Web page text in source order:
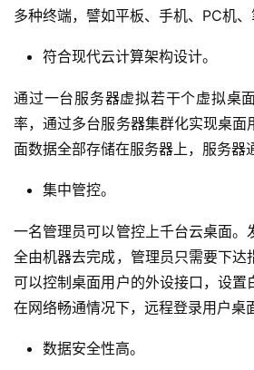
首
多种终端，譬如平板、手机、PC机、
符合现代云计算架构设计。
通过一台服务器虚拟若干个虚拟桌
率，通过多台服务器集群化实现桌面
面数据全部存储在服务器上，服务器
集中管控。
一名管理员可以管控上千台云桌面。
全由机器去完成，管理员只需要下达
可以控制桌面用户的外设接口，设置
在网络畅通情况下，远程登录用户桌
数据安全性高。